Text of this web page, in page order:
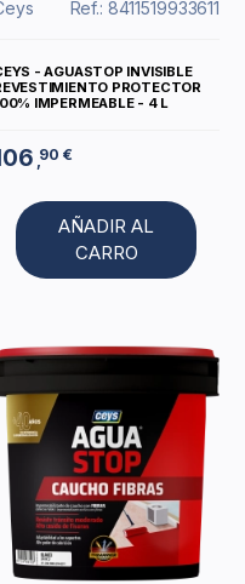
Ref.: 8411519933611
- AGUASTOP INVISIBLE
PROTECTOR
IMPERMEABLE - 4 L
,90 €
AÑADIR AL
CARRO